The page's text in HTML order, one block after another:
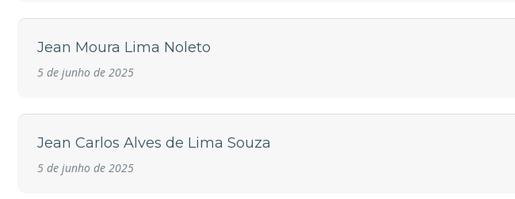
Jean Moura Lima Noleto
5 de junho de 2025
Jean Carlos Alves de Lima Souza
5 de junho de 2025